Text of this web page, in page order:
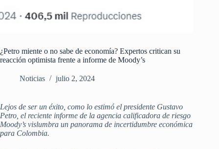
¿Petro miente o no sabe de economía? Expertos critican su
reacción optimista frente a informe de Moody’s
Noticias julio 2, 2024
Lejos de ser un éxito, como lo estimó el presidente Gustavo
Petro, el reciente informe de la agencia calificadora de riesgo
Moody’s vislumbra un panorama de incertidumbre económica
para Colombia.